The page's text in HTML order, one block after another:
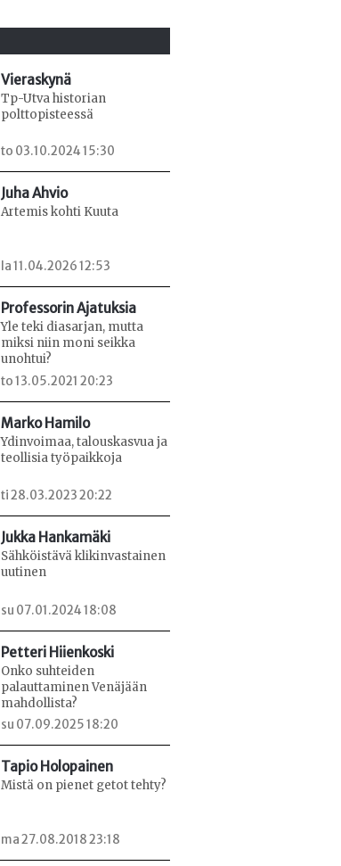
Vieraskynä
Tp-Utva historian
polttopisteessä
to 03.10.2024 15:30
Juha Ahvio
Artemis kohti Kuuta
la 11.04.2026 12:53
Professorin Ajatuksia
Yle teki diasarjan, mutta
miksi niin moni seikka
unohtui?
to 13.05.2021 20:23
Marko Hamilo
Ydinvoimaa, talouskasvua ja
teollisia työpaikkoja
ti 28.03.2023 20:22
Jukka Hankamäki
Sähköistävä klikinvastainen
uutinen
su 07.01.2024 18:08
Petteri Hiienkoski
Onko suhteiden
palauttaminen Venäjään
mahdollista?
su 07.09.2025 18:20
Tapio Holopainen
Mistä on pienet getot tehty?
ma 27.08.2018 23:18